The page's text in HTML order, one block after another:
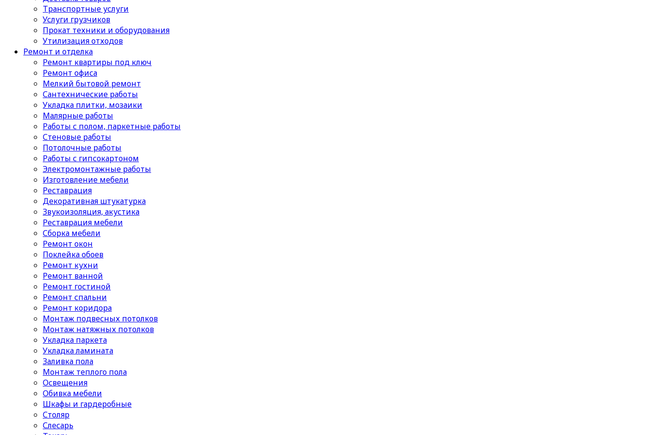
Транспортные услуги
Услуги грузчиков
Прокат техники и оборудования
Утилизация отходов
Ремонт и отделка
Ремонт квартиры под ключ
Ремонт офиса
Мелкий бытовой ремонт
Сантехнические работы
Укладка плитки, мозаики
Малярные работы
Работы с полом, паркетные работы
Стеновые работы
Потолочные работы
Работы с гипсокартоном
Электромонтажные работы
Изготовление мебели
Реставрация
Декоративная штукатурка
Звукоизоляция, акустика
Реставрация мебели
Сборка мебели
Ремонт окон
Поклейка обоев
Ремонт кухни
Ремонт ванной
Ремонт гостиной
Ремонт спальни
Ремонт коридора
Монтаж подвесных потолков
Монтаж натяжных потолков
Укладка паркета
Укладка ламината
Заливка пола
Монтаж теплого пола
Освещения
Обивка мебели
Шкафы и гардеробные
Столяр
Слесарь